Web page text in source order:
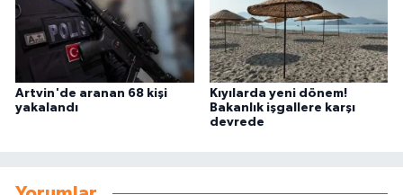
Artvin'de aranan 68 kişi
yakalandı
Kıyılarda yeni dönem!
Bakanlık işgallere karşı
devrede